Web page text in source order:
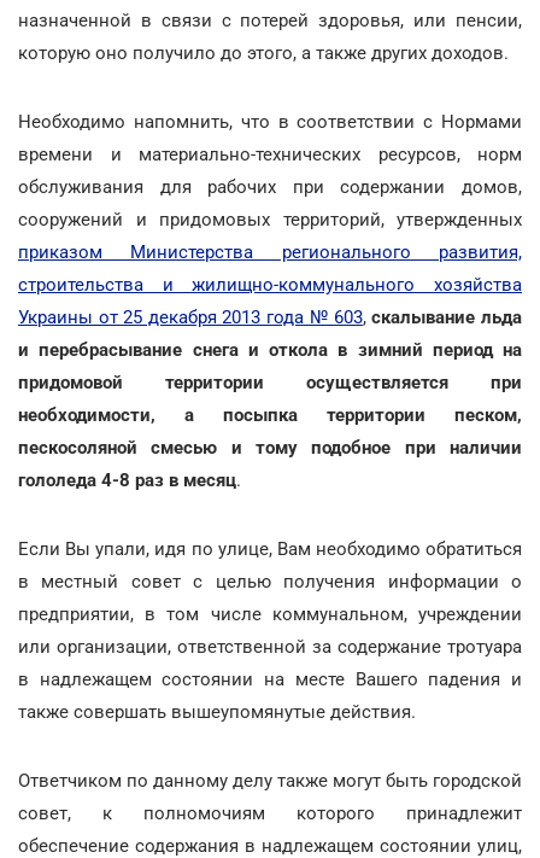
назначенной в связи с потерей здоровья, или пенсии,
которую оно получило до этого, а также других доходов.
Необходимо напомнить, что в соответствии с Нормами
времени и материально-технических ресурсов, норм
обслуживания для рабочих при содержании домов,
сооружений и придомовых территорий, утвержденных
приказом Министерства регионального развития,
строительства и жилищно-коммунального хозяйства
Украины от 25 декабря 2013 года № 603,скалывание льда
и перебрасывание снега и откола в зимний период на
придомовой территории осуществляется при
необходимости, а посыпка территории песком,
пескосоляной смесью и тому подобное при наличии
гололеда 4-8 раз в месяц.
Если Вы упали, идя по улице, Вам необходимо обратиться
в местный совет с целью получения информации о
предприятии, в том числе коммунальном, учреждении
или организации, ответственной за содержание тротуара
в надлежащем состоянии на месте Вашего падения и
также совершать вышеупомянутые действия.
Ответчиком по данному делу также могут быть городской
совет, к полномочиям которого принадлежит
обеспечение содержания в надлежащем состоянии улиц,